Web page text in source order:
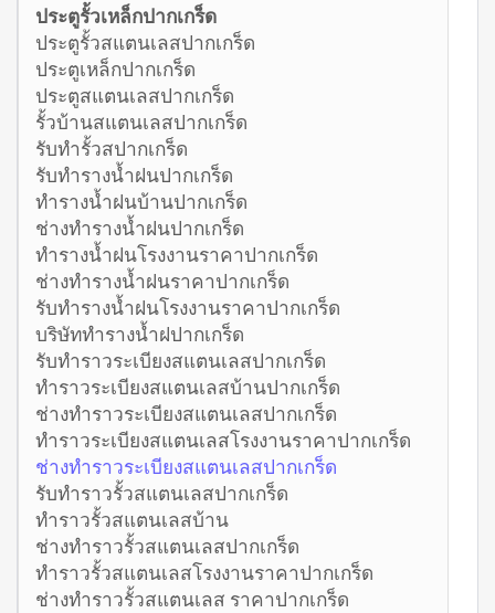
ประตูรั้วเหล็กปากเกร็ด
ประตูรั้วสแตนเลสปากเกร็ด
ประตูเหล็กปากเกร็ด
ประตูสแตนเลสปากเกร็ด
รั้วบ้านสแตนเลสปากเกร็ด
รับทำรั้วสปากเกร็ด
รับทำรางน้ำฝนปากเกร็ด
ทำรางน้ำฝนบ้านปากเกร็ด
ช่างทำรางน้ำฝนปากเกร็ด
ทำรางน้ำฝนโรงงานราคาปากเกร็ด
ช่างทำรางน้ำฝนราคาปากเกร็ด
รับทำรางน้ำฝนโรงงานราคาปากเกร็ด
บริษัททำรางน้ำฝปากเกร็ด
รับทำราวระเบียงสแตนเลสปากเกร็ด
ทำราวระเบียงสแตนเลสบ้านปากเกร็ด
ช่างทำราวระเบียงสแตนเลสปากเกร็ด
ทำราวระเบียงสแตนเลสโรงงานราคาปากเกร็ด
ช่างทำราวระเบียงสแตนเลสปากเกร็ด
รับทำราวรั้วสแตนเลสปากเกร็ด
ทำราวรั้วสแตนเลสบ้าน
ช่างทำราวรั้วสแตนเลสปากเกร็ด
ทำราวรั้วสแตนเลสโรงงานราคาปากเกร็ด
ช่างทำราวรั้วสแตนเลส ราคาปากเกร็ด